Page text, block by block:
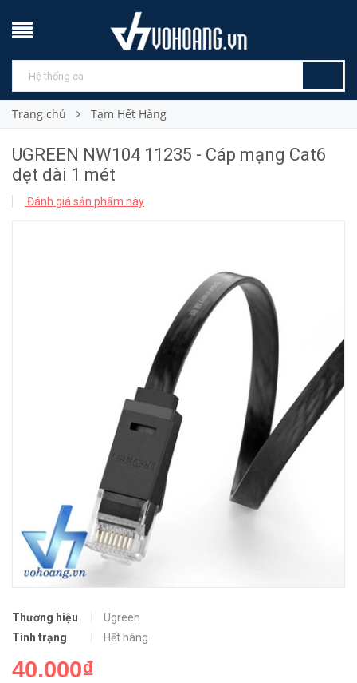
Trang chủ Tạm Hết Hàng
UGREEN NW104 11235 - Cáp mạng Cat6
dẹt dài 1 mét
Đánh giá sản phẩm này
Thương hiệu
Ugreen
Tình trạng
Hết hàng
40.000₫